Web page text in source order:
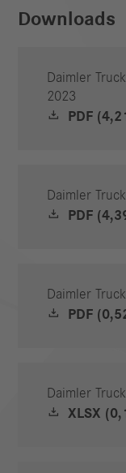
Downloads
Daimler
2023
PDF
Daimler
PDF
Daimler
PDF
Daimler
XLSX